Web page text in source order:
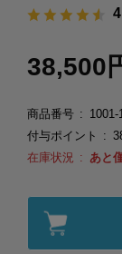
38,500
商品番号
1001-
付与ポイント
在庫状況
あと